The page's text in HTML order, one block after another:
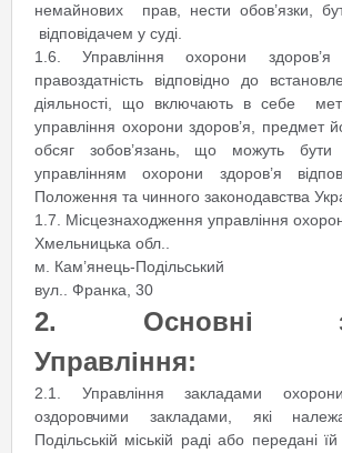
немайнових прав, нести обов’язки,
відповідачем у суді.
1.6. Управління охорони
правоздатність відповідно до
діяльності, що включають в себе
управління охорони здоров’я, предмет
обсяг зобов’язань, що можуть
управлінням охорони здоров’я
Положення та чинного законодавства
1.7. Місцезнаходження управління
Хмельницька обл..
м. Кам’янець-Подільський
вул.. Франка, 30
2. Основні
Управління:
2.1. Управління закладами
оздоровчими закладами, які
Подільській міській раді або передані